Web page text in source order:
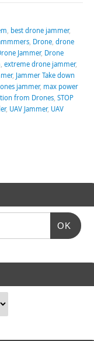
best drone jammer,
, Drone, drone
Jammer, Drone
extreme drone jammer,
, Jammer Take down
jammer, max power
from Drones, STOP
, UAV Jammer, UAV
OK